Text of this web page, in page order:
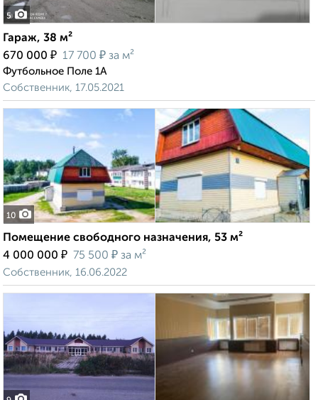
5
Гараж, 38 м²
670 000 ₽ 17 700 ₽ за м²
Футбольное Поле 1А
Собственник, 17.05.2021
10
Помещение свободного назначения, 53 м²
4 000 000 ₽ 75 500 ₽ за м²
Собственник, 16.06.2022